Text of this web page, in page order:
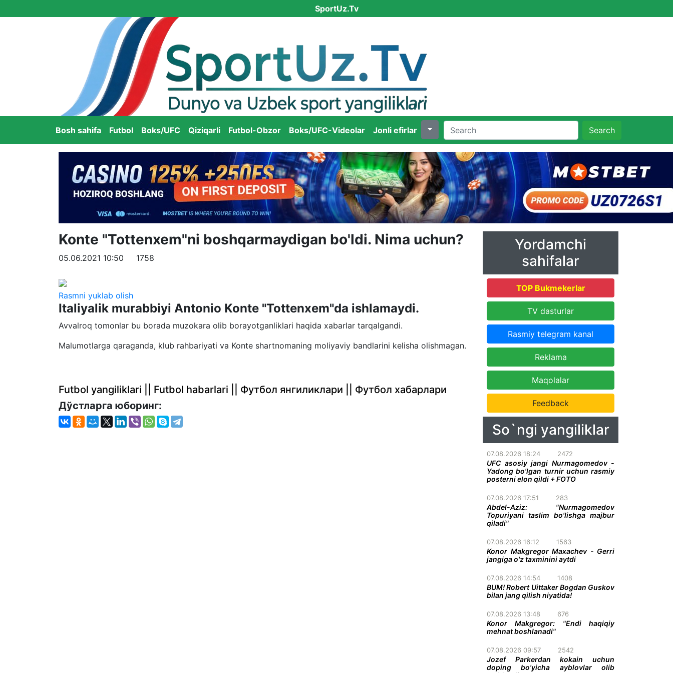
SportUz.Tv
Bosh sahifa Futbol Boks/UFC Qiziqarli Futbol-Obzor Boks/UFC-Videolar Jonli efirlar Search
Konte "Tottenxem"ni boshqarmaydigan bo'ldi. Nima uchun?
05.06.2021 10:50 1758
Rasmni yuklab olish
Italiyalik murabbiyi Antonio Konte "Tottenxem"da ishlamaydi.
Avvalroq tomonlar bu borada muzokara olib borayotganliklari haqida xabarlar tarqalgandi.
Malumotlarga qaraganda, klub rahbariyati va Konte shartnomaning moliyaviy bandlarini kelisha olishmagan.
Futbol yangiliklari || Futbol habarlari || Футбол янгиликлари || Футбол хабарлари
Дўстларга юборинг:
Yordamchi
sahifalar
TOP Bukmekerlar
TV dasturlar
Rasmiy telegram kanal
Reklama
Maqolalar
Feedback
So`ngi yangiliklar
07.08.2026 18:24 2472
UFC asosiy jangi Nurmagomedov -
Yadong bo'lgan turnir uchun rasmiy
posterni elon qildi + FOTO
07.08.2026 17:51 283
Abdel-Aziz: "Nurmagomedov
Topuriyani taslim bo'lishga majbur
qiladi"
07.08.2026 16:12 1563
Konor Makgregor Maxachev - Gerri
jangiga o'z taxminini aytdi
07.08.2026 14:54 1408
BUM! Robert Uittaker Bogdan Guskov
bilan jang qilish niyatida!
07.08.2026 13:48 676
Konor Makgregor: "Endi haqiqiy
mehnat boshlanadi"
07.08.2026 09:57 2542
Jozef Parkerdan kokain uchun
doping bo'yicha ayblovlar olib